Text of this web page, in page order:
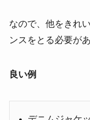
なので、他をきれ
ンスをとる必要が
良い例